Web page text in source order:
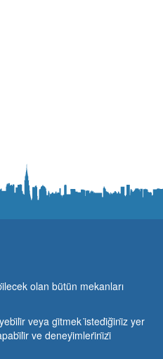
olan bütün mekanları
veya gi̇tmek i̇stedi̇ği̇ni̇z yer
ve deneyi̇mleri̇ni̇zi̇